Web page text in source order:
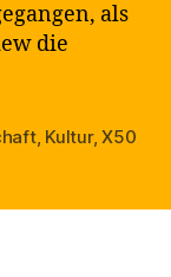
als
die
, Kultur,X50